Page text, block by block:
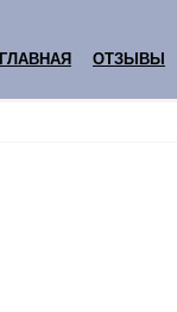
ОТЗЫВЫ
ГЛАВНАЯ